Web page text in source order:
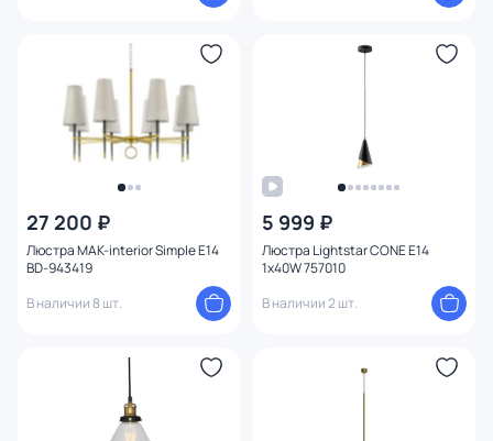
27 200 ₽
Люстра MAK-interior Simple E14
BD-943419
В наличии 8 шт.
5 999 ₽
Люстра Lightstar CONE E14
1х40W 757010
В наличии 2 шт.